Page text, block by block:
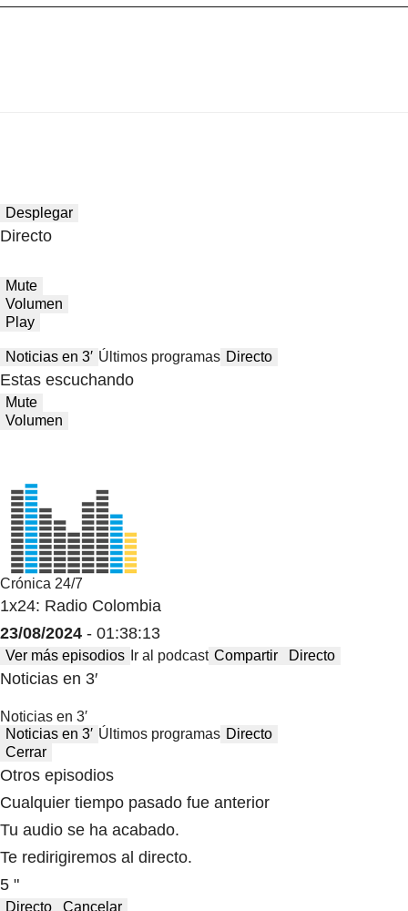
Desplegar
Directo
Mute
Volumen
Play
Noticias en 3′ Últimos programas Directo
Estas escuchando
Mute
Volumen
Crónica 24/7
1x24: Radio Colombia
23/08/2024 - 01:38:13
Ver más episodios Ir al podcast Compartir Directo
Noticias en 3′
Noticias en 3′
Noticias en 3′ Últimos programas Directo
Cerrar
Otros episodios
Cualquier tiempo pasado fue anterior
Tu audio se ha acabado.
Te redirigiremos al directo.
5 "
Directo Cancelar